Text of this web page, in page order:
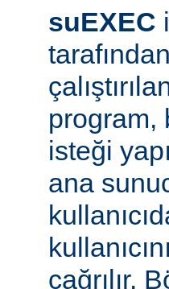
suEXEC
program,
isteği
ana
çağrılır.